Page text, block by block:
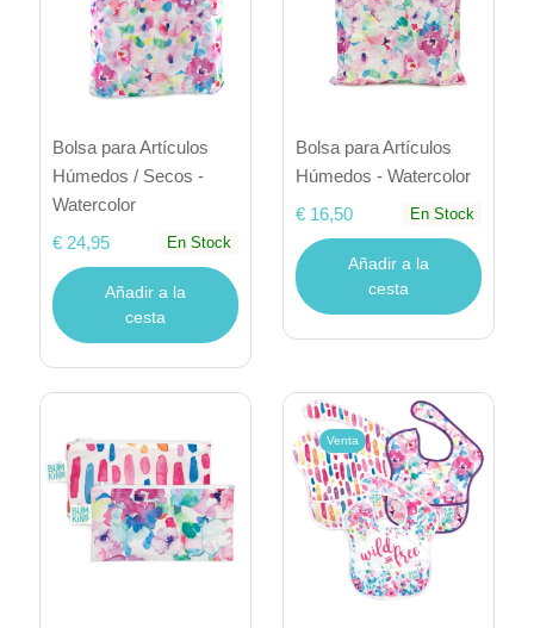
Bolsa para Artículos
Húmedos / Secos -
Watercolor
€ 24,95
En Stock
Añadir a la
cesta
Bolsa para Artículos
Húmedos - Watercolor
€ 16,50
En Stock
Añadir a la
cesta
Venta